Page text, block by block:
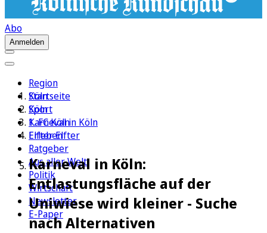
Abo
Anmelden
Region
Köln
Sport
1. FC Köln
Erleben
Ratgeber
Aus aller Welt
Politik
Wirtschaft
Newsletter
E-Paper
Startseite
Köln
Karneval in Köln
Elfter Elfter
Karneval in Köln:
Entlastungsfläche auf der
Uniwiese wird kleiner - Suche
nach Alternativen